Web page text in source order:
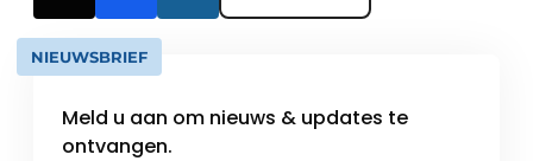
NIEUWSBRIEF
Meld u aan om nieuws & updates te
ontvangen.